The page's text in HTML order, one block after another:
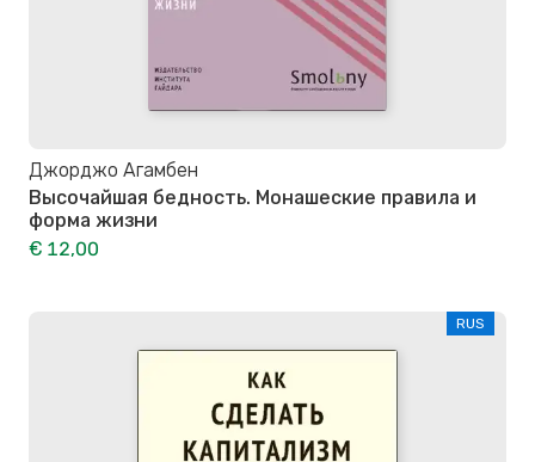
Джорджо Агамбен
Высочайшая бедность. Монашеские правила и
форма жизни
€ 12,00
RUS